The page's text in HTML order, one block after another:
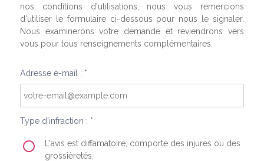
nos conditions d'utilisations, nous vous remercions
d'utiliser le formulaire ci-dessous pour nous le signaler.
Nous examinerons votre demande et reviendrons vers
vous pour tous renseignements complémentaires.
Adresse e-mail : *
Type d'infraction : *
L'avis est diffamatoire, comporte des injures ou des
grossièretés.